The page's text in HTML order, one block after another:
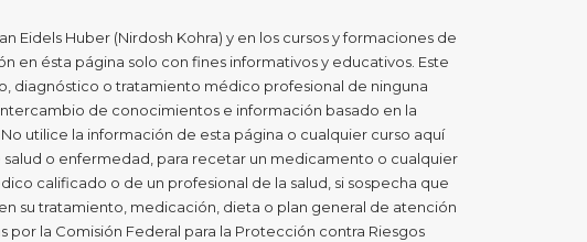
Eidels Huber (Nirdosh Kohra) y en los cursos y formaciones de
en ésta página solo con fines informativos y educativos. Este
diagnóstico o tratamiento médico profesional de ninguna
de conocimientos e información basado en la
utilice la información de esta página o cualquier curso aquí
o enfermedad, para recetar un medicamento o cualquier
calificado o de un profesional de la salud, si sospecha que
su tratamiento, medicación, dieta o plan general de atención
por la Comisión Federal para la Protección contra Riesgos